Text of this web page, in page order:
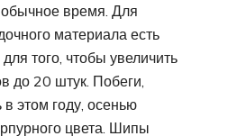
время. Для
материала есть
того, чтобы увеличить
до 20 штук. Побеги,
этом году, осенью
цвета. Шипы